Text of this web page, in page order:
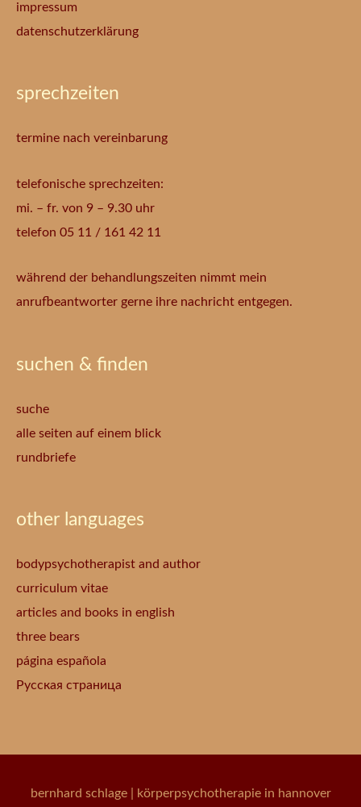
impressum
datenschutzerklärung
sprechzeiten
termine nach vereinbarung
telefonische sprechzeiten:
mi. – fr. von 9 – 9.30 uhr
telefon 05 11 / 161 42 11
während der behandlungszeiten nimmt mein
anrufbeantworter gerne ihre nachricht entgegen.
suchen & finden
suche
alle seiten auf einem blick
rundbriefe
other languages
bodypsychotherapist and author
curriculum vitae
articles and books in english
three bears
página española
Русская страница
bernhard schlage| körperpsychotherapie in hannover